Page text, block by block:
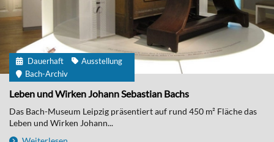
Dauerhaft
Ausstellung
Bach-Archiv
Leben und Wirken Johann Sebastian Bachs
Das Bach-Museum Leipzig präsentiert auf rund 450 m² Fläche das
Leben und Wirken Johann...